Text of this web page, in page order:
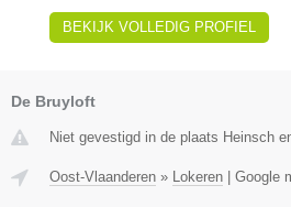
BEKIJK VOLLEDIG PROFIEL
De Bruyloft
Niet gevestigd in de plaats Heinsch
Oost-Vlaanderen » Lokeren Google